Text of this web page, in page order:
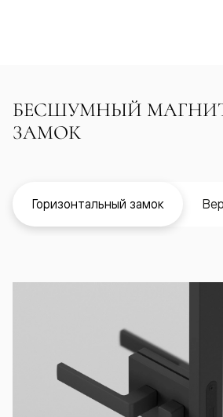
БЕСШУМНЫЙ
ЗАМОК
Горизонтальный замок